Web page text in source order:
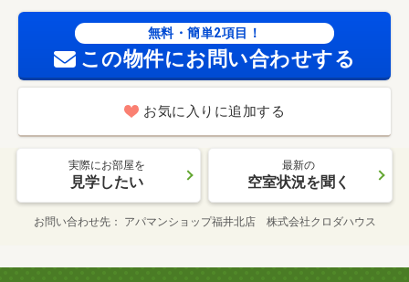
無料・簡単2項目！
この物件にお問い合わせする
お気に入りに追加する
実際にお部屋を
見学したい
最新の
空室状況を聞く
お問い合わせ先 アパマンショップ福井北店 株式会社クロダハウス